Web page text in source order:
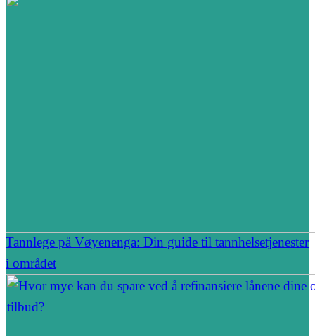
Tannlege på Vøyenenga: Din guide til tannhelsetjenester
i området